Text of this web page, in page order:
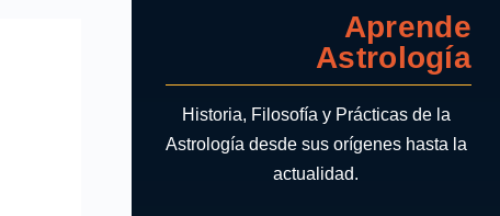
Aprende
Astrología
Historia, Filosofía y Prácticas de la
Astrología desde sus orígenes hasta la
actualidad.